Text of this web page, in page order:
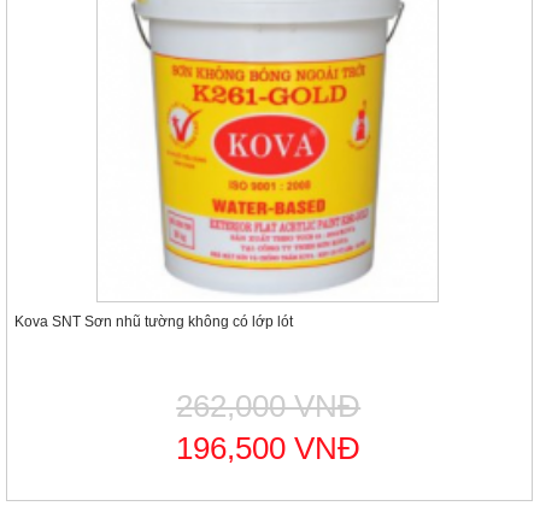
Kova SNT Sơn nhũ tường không có lớp lót
262,000 VNĐ
196,500 VNĐ